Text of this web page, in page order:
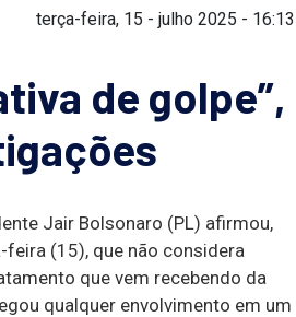
terça-feira, 15 - julho 2025 - 16:13
de golpe”,
Jair Bolsonaro (PL) afirmou,
feira (15), que não considera
que vem recebendo da
qualquer envolvimento em um